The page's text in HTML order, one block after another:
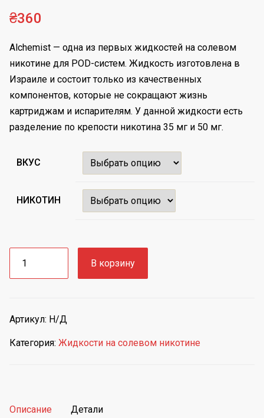
₴360
Alchemist — одна из первых жидкостей на солевом
никотине для POD-систем. Жидкость изготовлена в
Израиле и состоит только из качественных
компонентов, которые не сокращают жизнь
картриджам и испарителям. У данной жидкости есть
разделение по крепости никотина 35 мг и 50 мг.
ВКУС
НИКОТИН
товара
Жидкость
систем
на
мл
В корзину
Артикул: Н/Д
Категория: Жидкости на солевом никотине
Описание Детали